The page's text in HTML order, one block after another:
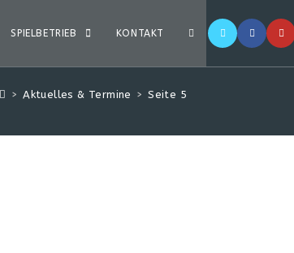
SPIELBETRIEB KONTAKT
> Aktuelles & Termine > Seite 5